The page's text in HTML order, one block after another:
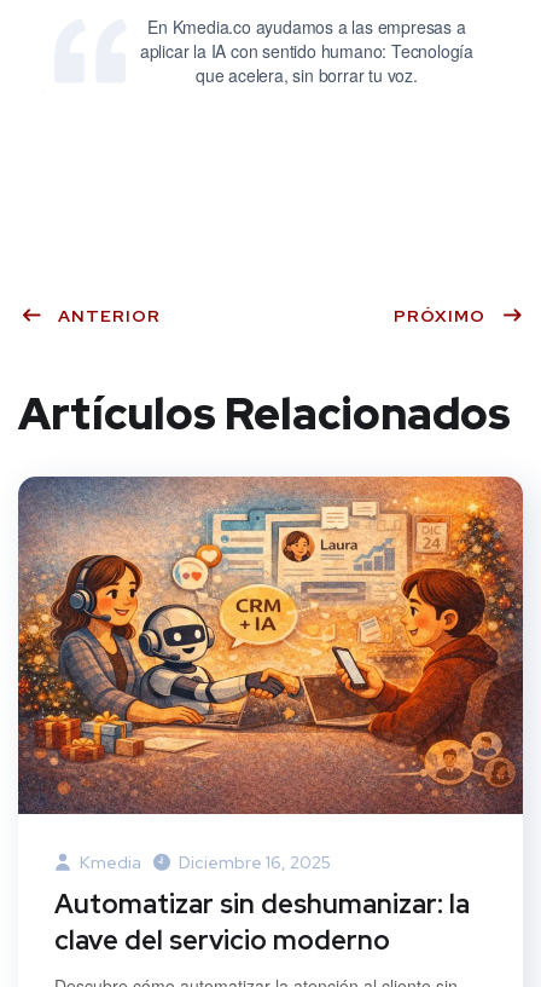
En Kmedia.co ayudamos a las empresas a
aplicar la IA con sentido humano: Tecnología
que acelera, sin borrar tu voz.
ANTERIOR PRÓXIMO
Artículos Relacionados
Kmedia Diciembre 16, 2025
Automatizar sin deshumanizar: la
clave del servicio moderno